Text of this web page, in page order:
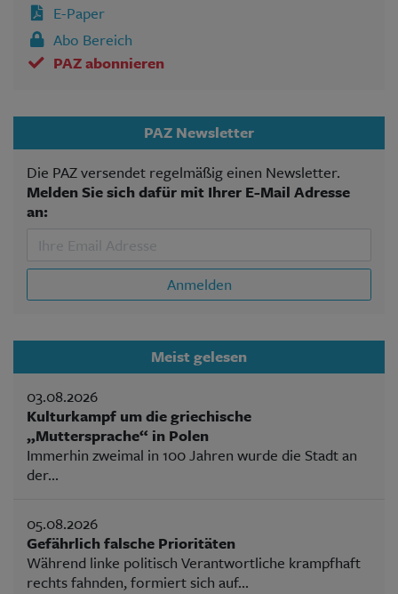
E-Paper
Abo Bereich
PAZ abonnieren
PAZ Newsletter
Die PAZ versendet regelmäßig einen Newsletter.
Melden Sie sich dafür mit Ihrer E-Mail Adresse
an:
Anmelden
Meist gelesen
03.08.2026
Kulturkampf um die griechische
„Muttersprache“ in Polen
Immerhin zweimal in 100 Jahren wurde die Stadt an
der...
05.08.2026
Gefährlich falsche Prioritäten
Während linke politisch Verantwortliche krampfhaft
rechts fahnden, formiert sich auf...